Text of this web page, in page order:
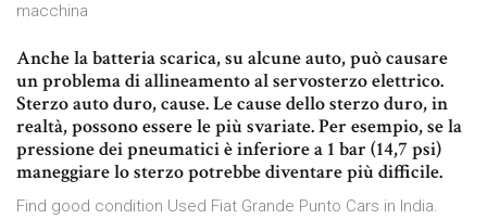
macchina
Anche la batteria scarica, su alcune auto, può causare
un problema di allineamento al servosterzo elettrico.
Sterzo auto duro, cause. Le cause dello sterzo duro, in
realtà, possono essere le più svariate. Per esempio, se la
pressione dei pneumatici è inferiore a 1 bar (14,7 psi)
maneggiare lo sterzo potrebbe diventare più difficile.
Find good condition Used Fiat Grande Punto Cars in India.